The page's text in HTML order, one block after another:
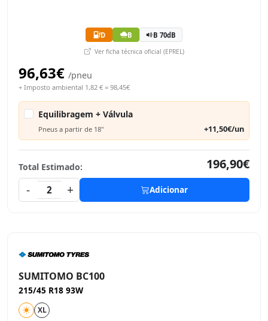
D B B 70dB
Ver ficha técnica oficial (EPREL)
96,63€ /pneu
+ Imposto ambiental 1,82 € = 98,45€
Equilibragem + Válvula
Pneus a partir de 18" +11,50€/un
Total Estimado:
196,90€
-
2 + Adicionar
SUMITOMO BC100
215/45 R18 93W
XL